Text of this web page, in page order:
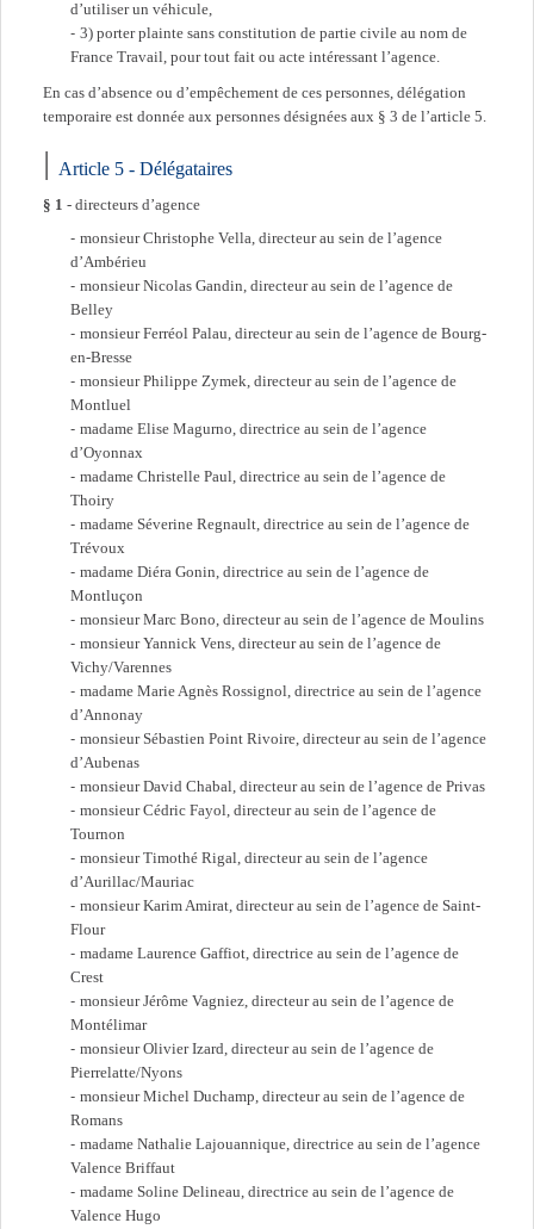
d’utiliser un véhicule,
3) porter plainte sans constitution de partie civile au nom de
France Travail, pour tout fait ou acte intéressant l’agence.
En cas d’absence ou d’empêchement de ces personnes, délégation
temporaire est donnée aux personnes désignées aux § 3 de l’article 5.
Article 5 - Délégataires
§ 1 - directeurs d’agence
monsieur Christophe Vella, directeur au sein de l’agence
d’Ambérieu
monsieur Nicolas Gandin, directeur au sein de l’agence de
Belley
monsieur Ferréol Palau, directeur au sein de l’agence de Bourg-
en-Bresse
monsieur Philippe Zymek, directeur au sein de l’agence de
Montluel
madame Elise Magurno, directrice au sein de l’agence
d’Oyonnax
madame Christelle Paul, directrice au sein de l’agence de
Thoiry
madame Séverine Regnault, directrice au sein de l’agence de
Trévoux
madame Diéra Gonin, directrice au sein de l’agence de
Montluçon
monsieur Marc Bono, directeur au sein de l’agence de Moulins
monsieur Yannick Vens, directeur au sein de l’agence de
Vichy/Varennes
madame Marie Agnès Rossignol, directrice au sein de l’agence
d’Annonay
monsieur Sébastien Point Rivoire, directeur au sein de l’agence
d’Aubenas
monsieur David Chabal, directeur au sein de l’agence de Privas
monsieur Cédric Fayol, directeur au sein de l’agence de
Tournon
monsieur Timothé Rigal, directeur au sein de l’agence
d’Aurillac/Mauriac
monsieur Karim Amirat, directeur au sein de l’agence de Saint-
Flour
madame Laurence Gaffiot, directrice au sein de l’agence de
Crest
monsieur Jérôme Vagniez, directeur au sein de l’agence de
Montélimar
monsieur Olivier Izard, directeur au sein de l’agence de
Pierrelatte/Nyons
monsieur Michel Duchamp, directeur au sein de l’agence de
Romans
madame Nathalie Lajouannique, directrice au sein de l’agence
Valence Briffaut
madame Soline Delineau, directrice au sein de l’agence de
Valence Hugo